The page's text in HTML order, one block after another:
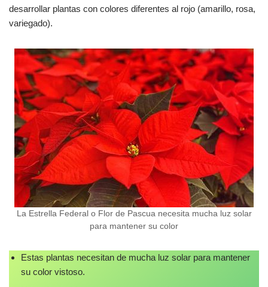
desarrollar plantas con colores diferentes al rojo (amarillo, rosa,
variegado).
La Estrella Federal o Flor de Pascua necesita mucha luz solar
para mantener su color
Estas plantas necesitan de mucha luz solar para mantener
su color vistoso.